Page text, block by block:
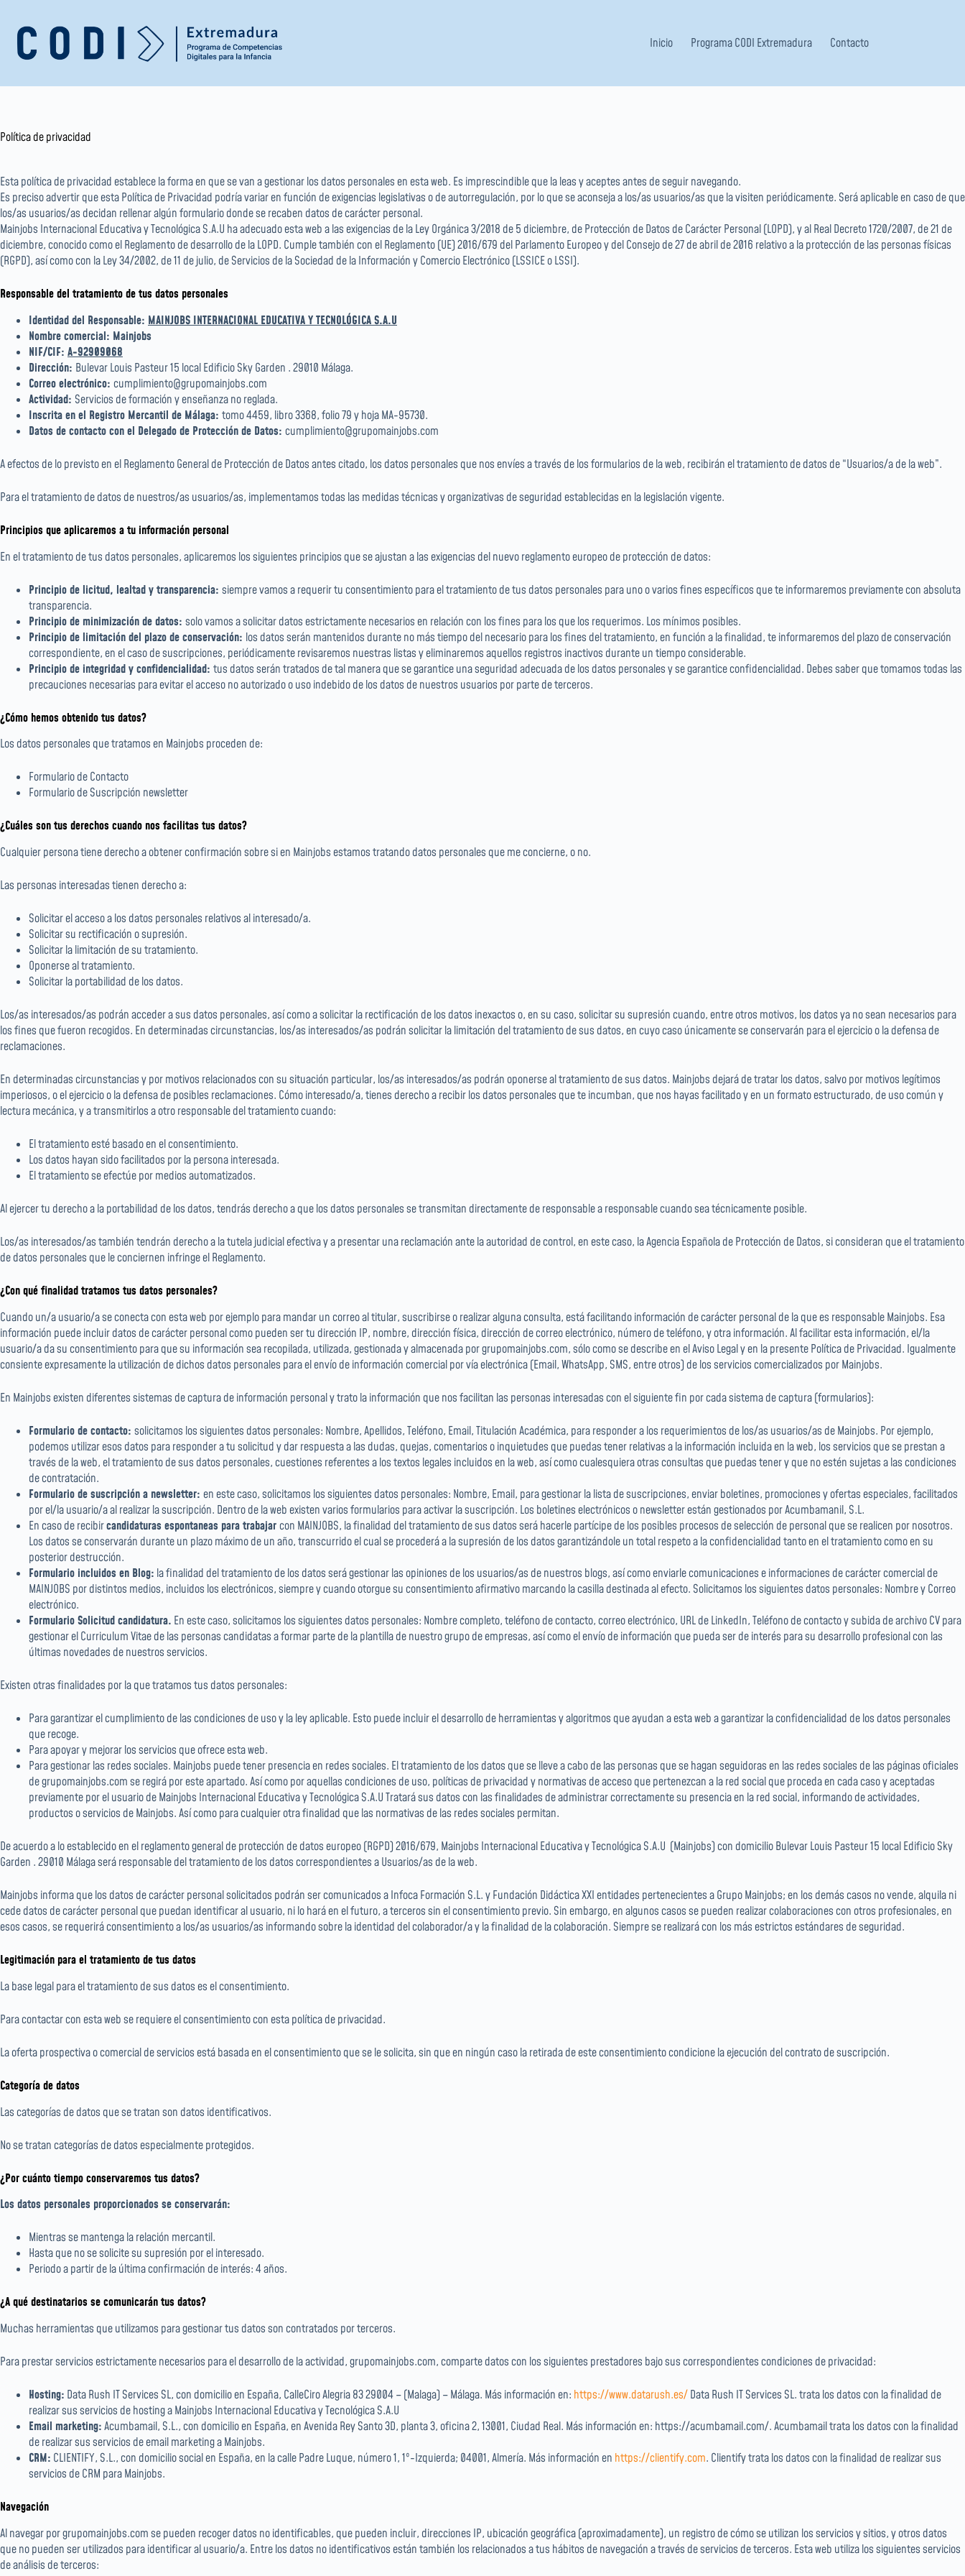
contenido
Inicio Programa CODI Extremadura Contacto
Política de privacidad
Esta política de privacidad establece la forma en que se van a gestionar los datos personales en esta web. Es imprescindible que la leas y aceptes antes de seguir navegando.
Es preciso advertir que esta Política de Privacidad podría variar en función de exigencias legislativas o de autorregulación, por lo que se aconseja a los/as usuarios/as que la visiten periódicamente. Será aplicable en caso de que
los/as usuarios/as decidan rellenar algún formulario donde se recaben datos de carácter personal.
Mainjobs Internacional Educativa y Tecnológica S.A.U ha adecuado esta web a las exigencias de la Ley Orgánica 3/2018 de 5 diciembre, de Protección de Datos de Carácter Personal (LOPD), y al Real Decreto 1720/2007, de 21 de
diciembre, conocido como el Reglamento de desarrollo de la LOPD. Cumple también con el Reglamento (UE) 2016/679 del Parlamento Europeo y del Consejo de 27 de abril de 2016 relativo a la protección de las personas físicas
(RGPD), así como con la Ley 34/2002, de 11 de julio, de Servicios de la Sociedad de la Información y Comercio Electrónico (LSSICE o LSSI).
Responsable del tratamiento de tus datos personales
Identidad del Responsable: MAINJOBS INTERNACIONAL EDUCATIVA Y TECNOLÓGICA S.A.U
Nombre comercial: Mainjobs
NIF/CIF: A-92909068
Dirección: Bulevar Louis Pasteur 15 local Edificio Sky Garden . 29010 Málaga.
Correo electrónico: cumplimiento@grupomainjobs.com
Actividad: Servicios de formación y enseñanza no reglada.
Inscrita en el Registro Mercantil de Málaga: tomo 4459, libro 3368, folio 79 y hoja MA-95730.
Datos de contacto con el Delegado de Protección de Datos: cumplimiento@grupomainjobs.com
A efectos de lo previsto en el Reglamento General de Protección de Datos antes citado, los datos personales que nos envíes a través de los formularios de la web, recibirán el tratamiento de datos de “Usuarios/a de la web”.
Para el tratamiento de datos de nuestros/as usuarios/as, implementamos todas las medidas técnicas y organizativas de seguridad establecidas en la legislación vigente.
Principios que aplicaremos a tu información personal
En el tratamiento de tus datos personales, aplicaremos los siguientes principios que se ajustan a las exigencias del nuevo reglamento europeo de protección de datos:
Principio de licitud, lealtad y transparencia: siempre vamos a requerir tu consentimiento para el tratamiento de tus datos personales para uno o varios fines específicos que te informaremos previamente con absoluta
transparencia.
Principio de minimización de datos: solo vamos a solicitar datos estrictamente necesarios en relación con los fines para los que los requerimos. Los mínimos posibles.
Principio de limitación del plazo de conservación: los datos serán mantenidos durante no más tiempo del necesario para los fines del tratamiento, en función a la finalidad, te informaremos del plazo de conservación
correspondiente, en el caso de suscripciones, periódicamente revisaremos nuestras listas y eliminaremos aquellos registros inactivos durante un tiempo considerable.
Principio de integridad y confidencialidad: tus datos serán tratados de tal manera que se garantice una seguridad adecuada de los datos personales y se garantice confidencialidad. Debes saber que tomamos todas las
precauciones necesarias para evitar el acceso no autorizado o uso indebido de los datos de nuestros usuarios por parte de terceros.
¿Cómo hemos obtenido tus datos?
Los datos personales que tratamos en Mainjobs proceden de:
Formulario de Contacto
Formulario de Suscripción newsletter
¿Cuáles son tus derechos cuando nos facilitas tus datos?
Cualquier persona tiene derecho a obtener confirmación sobre si en Mainjobs estamos tratando datos personales que me concierne, o no.
Las personas interesadas tienen derecho a:
Solicitar el acceso a los datos personales relativos al interesado/a.
Solicitar su rectificación o supresión.
Solicitar la limitación de su tratamiento.
Oponerse al tratamiento.
Solicitar la portabilidad de los datos.
Los/as interesados/as podrán acceder a sus datos personales, así como a solicitar la rectificación de los datos inexactos o, en su caso, solicitar su supresión cuando, entre otros motivos, los datos ya no sean necesarios para
los fines que fueron recogidos. En determinadas circunstancias, los/as interesados/as podrán solicitar la limitación del tratamiento de sus datos, en cuyo caso únicamente se conservarán para el ejercicio o la defensa de
reclamaciones.
En determinadas circunstancias y por motivos relacionados con su situación particular, los/as interesados/as podrán oponerse al tratamiento de sus datos. Mainjobs dejará de tratar los datos, salvo por motivos legítimos
imperiosos, o el ejercicio o la defensa de posibles reclamaciones. Cómo interesado/a, tienes derecho a recibir los datos personales que te incumban, que nos hayas facilitado y en un formato estructurado, de uso común y
lectura mecánica, y a transmitirlos a otro responsable del tratamiento cuando:
El tratamiento esté basado en el consentimiento.
Los datos hayan sido facilitados por la persona interesada.
El tratamiento se efectúe por medios automatizados.
Al ejercer tu derecho a la portabilidad de los datos, tendrás derecho a que los datos personales se transmitan directamente de responsable a responsable cuando sea técnicamente posible.
Los/as interesados/as también tendrán derecho a la tutela judicial efectiva y a presentar una reclamación ante la autoridad de control, en este caso, la Agencia Española de Protección de Datos, si consideran que el tratamiento
de datos personales que le conciernen infringe el Reglamento.
¿Con qué finalidad tratamos tus datos personales?
Cuando un/a usuario/a se conecta con esta web por ejemplo para mandar un correo al titular, suscribirse o realizar alguna consulta, está facilitando información de carácter personal de la que es responsable Mainjobs. Esa
información puede incluir datos de carácter personal como pueden ser tu dirección IP, nombre, dirección física, dirección de correo electrónico, número de teléfono, y otra información. Al facilitar esta información, el/la
usuario/a da su consentimiento para que su información sea recopilada, utilizada, gestionada y almacenada por grupomainjobs.com, sólo como se describe en el Aviso Legal y en la presente Política de Privacidad. Igualmente
consiente expresamente la utilización de dichos datos personales para el envío de información comercial por vía electrónica (Email, WhatsApp, SMS, entre otros) de los servicios comercializados por Mainjobs.
En Mainjobs existen diferentes sistemas de captura de información personal y trato la información que nos facilitan las personas interesadas con el siguiente fin por cada sistema de captura (formularios):
Formulario de contacto: solicitamos los siguientes datos personales: Nombre, Apellidos, Teléfono, Email, Titulación Académica, para responder a los requerimientos de los/as usuarios/as de Mainjobs. Por ejemplo,
podemos utilizar esos datos para responder a tu solicitud y dar respuesta a las dudas, quejas, comentarios o inquietudes que puedas tener relativas a la información incluida en la web, los servicios que se prestan a
través de la web, el tratamiento de sus datos personales, cuestiones referentes a los textos legales incluidos en la web, así como cualesquiera otras consultas que puedas tener y que no estén sujetas a las condiciones
de contratación.
Formulario de suscripción a newsletter: en este caso, solicitamos los siguientes datos personales: Nombre, Email, para gestionar la lista de suscripciones, enviar boletines, promociones y ofertas especiales, facilitados
por el/la usuario/a al realizar la suscripción. Dentro de la web existen varios formularios para activar la suscripción. Los boletines electrónicos o newsletter están gestionados por Acumbamanil, S.L.
En caso de recibircandidaturas espontaneas para trabajarcon MAINJOBS, la finalidad del tratamiento de sus datos será hacerle partícipe de los posibles procesos de selección de personal que se realicen por nosotros.
Los datos se conservarán durante un plazo máximo de un año, transcurrido el cual se procederá a la supresión de los datos garantizándole un total respeto a la confidencialidad tanto en el tratamiento como en su
posterior destrucción.
Formulario incluidos en Blog: la finalidad del tratamiento de los datos será gestionar las opiniones de los usuarios/as de nuestros blogs, así como enviarle comunicaciones e informaciones de carácter comercial de
MAINJOBS por distintos medios, incluidos los electrónicos, siempre y cuando otorgue su consentimiento afirmativo marcando la casilla destinada al efecto. Solicitamos los siguientes datos personales: Nombre y Correo
electrónico.
Formulario Solicitud candidatura. En este caso, solicitamos los siguientes datos personales: Nombre completo, teléfono de contacto, correo electrónico, URL de LinkedIn, Teléfono de contacto y subida de archivo CV para
gestionar el Curriculum Vitae de las personas candidatas a formar parte de la plantilla de nuestro grupo de empresas, así como el envío de información que pueda ser de interés para su desarrollo profesional con las
últimas novedades de nuestros servicios.
Existen otras finalidades por la que tratamos tus datos personales:
Para garantizar el cumplimiento de las condiciones de uso y la ley aplicable. Esto puede incluir el desarrollo de herramientas y algoritmos que ayudan a esta web a garantizar la confidencialidad de los datos personales
que recoge.
Para apoyar y mejorar los servicios que ofrece esta web.
Para gestionar las redes sociales. Mainjobs puede tener presencia en redes sociales. El tratamiento de los datos que se lleve a cabo de las personas que se hagan seguidoras en las redes sociales de las páginas oficiales
de grupomainjobs.com se regirá por este apartado. Así como por aquellas condiciones de uso, políticas de privacidad y normativas de acceso que pertenezcan a la red social que proceda en cada caso y aceptadas
previamente por el usuario de Mainjobs Internacional Educativa y Tecnológica S.A.U Tratará sus datos con las finalidades de administrar correctamente su presencia en la red social, informando de actividades,
productos o servicios de Mainjobs. Así como para cualquier otra finalidad que las normativas de las redes sociales permitan.
De acuerdo a lo establecido en el reglamento general de protección de datos europeo (RGPD) 2016/679, Mainjobs Internacional Educativa y Tecnológica S.A.U (Mainjobs) con domicilio Bulevar Louis Pasteur 15 local Edificio Sky
Garden . 29010 Málaga será responsable del tratamiento de los datos correspondientes a Usuarios/as de la web.
Mainjobs informa que los datos de carácter personal solicitados podrán ser comunicados a Infoca Formación S.L. y Fundación Didáctica XXI entidades pertenecientes a Grupo Mainjobs; en los demás casos no vende, alquila ni
cede datos de carácter personal que puedan identificar al usuario, ni lo hará en el futuro, a terceros sin el consentimiento previo. Sin embargo, en algunos casos se pueden realizar colaboraciones con otros profesionales, en
esos casos, se requerirá consentimiento a los/as usuarios/as informando sobre la identidad del colaborador/a y la finalidad de la colaboración. Siempre se realizará con los más estrictos estándares de seguridad.
Legitimación para el tratamiento de tus datos
La base legal para el tratamiento de sus datos es el consentimiento.
Para contactar con esta web se requiere el consentimiento con esta política de privacidad.
La oferta prospectiva o comercial de servicios está basada en el consentimiento que se le solicita, sin que en ningún caso la retirada de este consentimiento condicione la ejecución del contrato de suscripción.
Categoría de datos
Las categorías de datos que se tratan son datos identificativos.
No se tratan categorías de datos especialmente protegidos.
¿Por cuánto tiempo conservaremos tus datos?
Los datos personales proporcionados se conservarán:
Mientras se mantenga la relación mercantil.
Hasta que no se solicite su supresión por el interesado.
Periodo a partir de la última confirmación de interés: 4 años.
¿A qué destinatarios se comunicarán tus datos?
Muchas herramientas que utilizamos para gestionar tus datos son contratados por terceros.
Para prestar servicios estrictamente necesarios para el desarrollo de la actividad, grupomainjobs.com, comparte datos con los siguientes prestadores bajo sus correspondientes condiciones de privacidad:
Hosting: Data Rush IT Services SL, con domicilio en España, CalleCiro Alegria 83 29004 – (Malaga) – Málaga. Más información en: https://www.datarush.es/Data Rush IT Services SL. trata los datos con la finalidad de
realizar sus servicios de hosting a Mainjobs Internacional Educativa y Tecnológica S.A.U
Email marketing:Acumbamail, S.L., con domicilio en España, en Avenida Rey Santo 3D, planta 3, oficina 2, 13001, Ciudad Real. Más información en: https://acumbamail.com/. Acumbamail trata los datos con la finalidad
de realizar sus servicios de email marketing a Mainjobs.
CRM: CLIENTIFY, S.L., con domicilio social en España, en la calle Padre Luque, número 1, 1º-Izquierda; 04001, Almería. Más información en https://clientify.com. Clientify trata los datos con la finalidad de realizar sus
servicios de CRM para Mainjobs.
Navegación
Al navegar por grupomainjobs.com se pueden recoger datos no identificables, que pueden incluir, direcciones IP, ubicación geográfica (aproximadamente), un registro de cómo se utilizan los servicios y sitios, y otros datos
que no pueden ser utilizados para identificar al usuario/a. Entre los datos no identificativos están también los relacionados a tus hábitos de navegación a través de servicios de terceros. Esta web utiliza los siguientes servicios
de análisis de terceros: